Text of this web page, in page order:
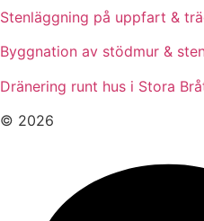
Stenläggning på uppfart &
Byggnation av stödmur &
Dränering runt hus i Stora
© 2026